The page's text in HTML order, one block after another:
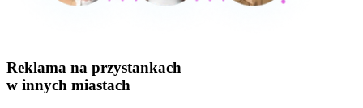
Reklama na przystankach
w innych miastach